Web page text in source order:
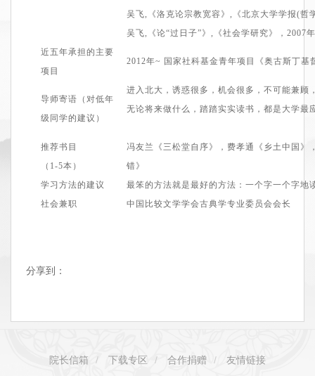
吴飞,
《洛克论宗教宽容 》
,《北京大学学报(哲
吴飞,
《论“过日子”》 ,《社会学研究》 ，2007年
近五年承担的主要
项目
2012年~ 国家社科基金青年项目 《奥古斯丁基
导师寄语（对低年
级同学的建议）
进入北大，诱惑很多，机会很多，不可能兼顾
无论将来做什么，踏踏实实读书，都是大学最
推荐书目
（1 -5本）
冯友兰《三松堂自序》，费孝通《乡土中国》
错》
学习方法的建议
最笨的方法就是最好的方法： 一个字一个字地
社会兼职
中国比较文学学会古典学专业委员会会长
分享到：
院长信箱 / 下载专区 / 合作捐赠 / 友情链接